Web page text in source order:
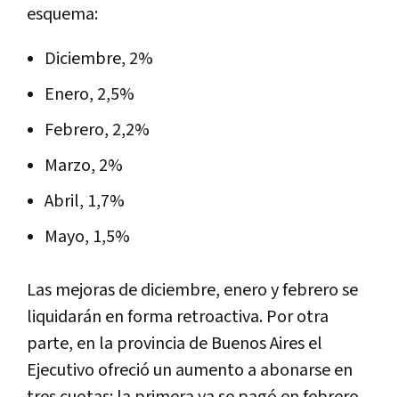
esquema:
Diciembre, 2%
Enero, 2,5%
Febrero, 2,2%
Marzo, 2%
Abril, 1,7%
Mayo, 1,5%
Las mejoras de diciembre, enero y febrero se
liquidarán en forma retroactiva. Por otra
parte, en la provincia de Buenos Aires el
Ejecutivo ofreció un aumento a abonarse en